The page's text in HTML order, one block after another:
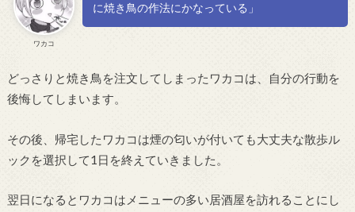
ワカコ
に焼き鳥の作法にかなっている」
どっさりと焼き鳥を注文してしまったワカコは、自分の行動を
後悔してしまいます。
その後、帰宅したワカコは煙の匂いが付いても大丈夫な散歩ル
ックを選択して1日を終えていきました。
翌日になるとワカコはメニューの多い居酒屋を訪れることにし